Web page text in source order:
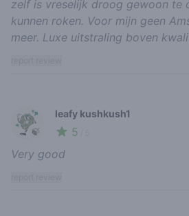
zelf is vreselijk droog gewoon te
kunnen roken. Voor mijn geen
meer. Luxe uitstraling boven
🍃
leafy kushkush1
5
Very good